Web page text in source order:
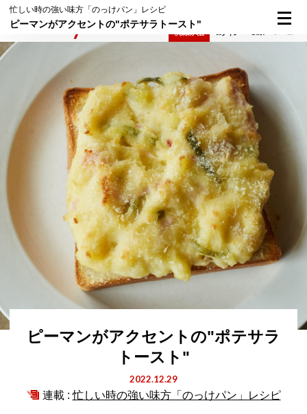
忙しい時の強い味方「のっけパン」レシピ
ピーマンがアクセントの"ポテサラトースト"
ピーマンがアクセントの"ポテサラ
トースト"
2022.12.29
連載 :忙しい時の強い味方「のっけパン」レシピ